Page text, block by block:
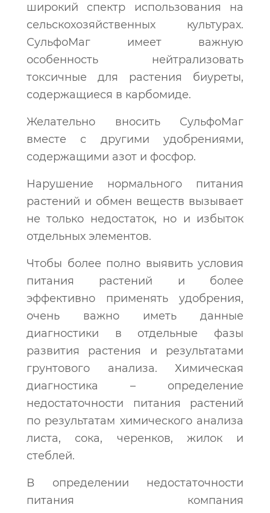
широкий спектр использования на
сельскохозяйственных культурах.
СульфоМаг имеет важную
особенность нейтрализовать
токсичные для растения биуреты,
содержащиеся в карбомиде.
Желательно вносить СульфоМаг
вместе с другими удобрениями,
содержащими азот и фосфор.
Нарушение нормального питания
растений и обмен веществ вызывает
не только недостаток, но и избыток
отдельных элементов.
Чтобы более полно выявить условия
питания растений и более
эффективно применять удобрения,
очень важно иметь данные
диагностики в отдельные фазы
развития растения и результатами
грунтового анализа. Химическая
диагностика – определение
недостаточности питания растений
по результатам химического анализа
листа, сока, черенков, жилок и
стеблей.
В определении недостаточности
питания компания